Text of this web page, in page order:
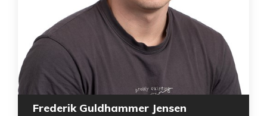
Frederik Guldhammer Jensen